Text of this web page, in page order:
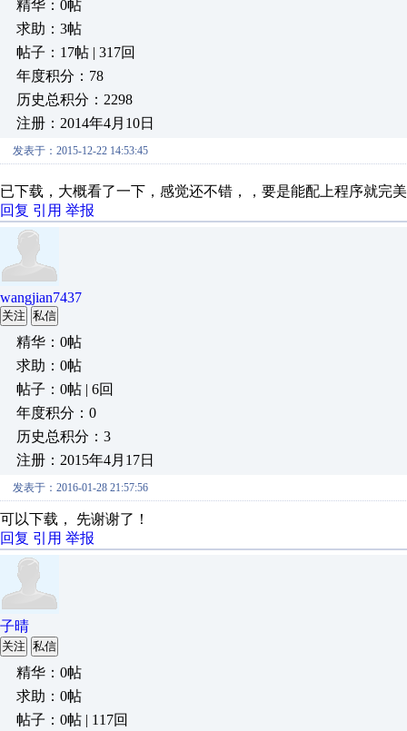
精华：0帖
求助：3帖
帖子：17帖 | 317回
年度积分：78
历史总积分：2298
注册：2014年4月10日
发表于：2015-12-22 14:53:45
已下载，大概看了一下，感觉还不错，，要是能配上程序就完
回复 引用 举报
wangjian7437
关注 私信
精华：0帖
求助：0帖
帖子：0帖 | 6回
年度积分：0
历史总积分：3
注册：2015年4月17日
发表于：2016-01-28 21:57:56
可以下载， 先谢谢了！
回复 引用 举报
子晴
关注 私信
精华：0帖
求助：0帖
帖子：0帖 | 117回